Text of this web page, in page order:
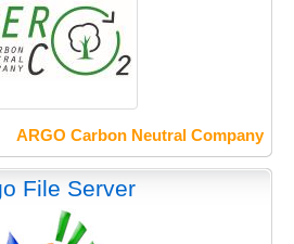
ARGO Carbon Neutral Company
File Server